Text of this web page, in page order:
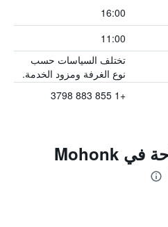
16:00
11:00
تختلف السياسات حسب
نوع الغرفة ومزود الخدمة.
+1 855 883 3798
المزايا ووسائل الراحة في Mohonk